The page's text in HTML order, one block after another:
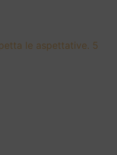
le aspettative. 5